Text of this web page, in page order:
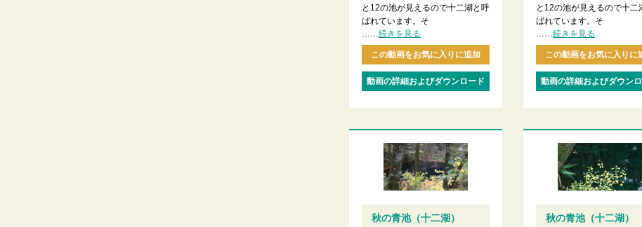
と12の池が見えるので十二湖と呼
ばれています。そ
続きを見る
この動画をお気に入りに追加
動画の詳細およびダウンロード
と12の池が見えるので十二
ばれています。そ
続きを見る
この動画をお気に入りに
動画の詳細およびダウン
秋の青池（十二湖） 秋の青池（十二湖）